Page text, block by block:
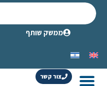
ממשק שותף
צור קשר